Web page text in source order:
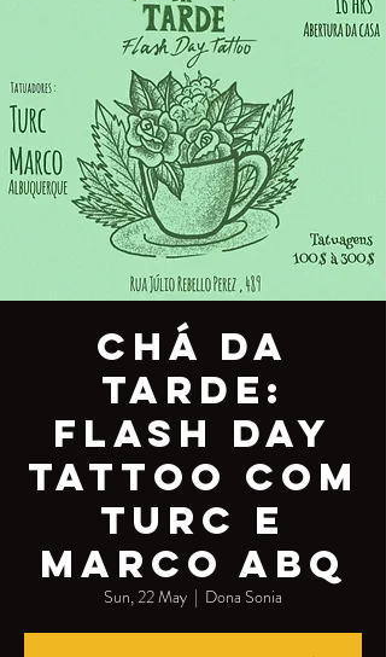
Chá da
tarde:
Flash Day
Tattoo com
Turc e
Marco Abq
Sun, 22 May
  |
Dona Sonia